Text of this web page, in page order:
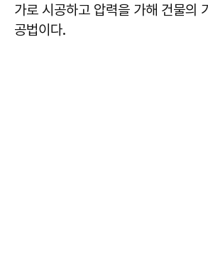
가로 시공하고 압력을 가해 건물의
공법이다.